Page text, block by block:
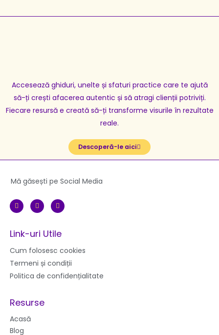
Accesează ghiduri, unelte și sfaturi practice care te ajută
să-ți crești afacerea autentic și să atragi clienții potriviți.
Fiecare resursă e creată să-ți transforme visurile în rezultate
reale.
Descoperă-le aici
Mă găsești pe Social Media
F
a
c
b
o
k
I
n
s
a
g
a
Y
o
u
u
b
Link-uri Utile
Cum folosesc cookies
Termeni și condiții
Politica de confidențialitate
Resurse
Acasă
Blog